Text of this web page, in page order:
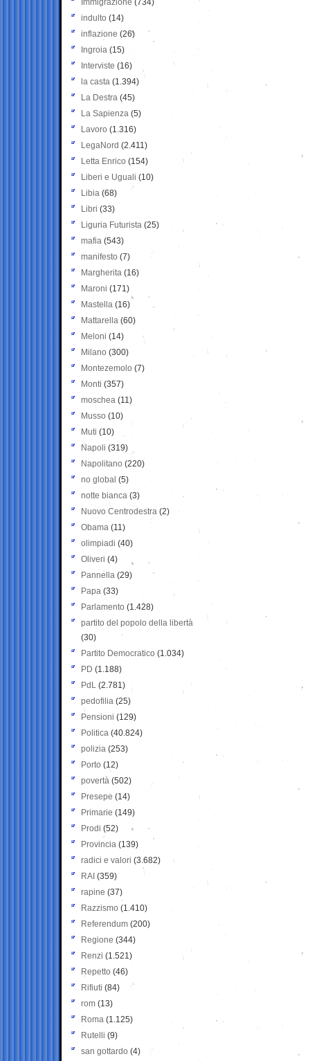
Immigrazione (734)
indulto (14)
inflazione (26)
Ingroia (15)
Interviste (16)
la casta (1.394)
La Destra (45)
La Sapienza (5)
Lavoro (1.316)
LegaNord (2.411)
Letta Enrico (154)
Liberi e Uguali (10)
Libia (68)
Libri (33)
Liguria Futurista (25)
mafia (543)
manifesto (7)
Margherita (16)
Maroni (171)
Mastella (16)
Mattarella (60)
Meloni (14)
Milano (300)
Montezemolo (7)
Monti (357)
moschea (11)
Musso (10)
Muti (10)
Napoli (319)
Napolitano (220)
no global (5)
notte bianca (3)
Nuovo Centrodestra (2)
Obama (11)
olimpiadi (40)
Oliveri (4)
Pannella (29)
Papa (33)
Parlamento (1.428)
partito del popolo della libertà
(30)
Partito Democratico (1.034)
PD (1.188)
PdL (2.781)
pedofilia (25)
Pensioni (129)
Politica (40.824)
polizia (253)
Porto (12)
povertà (502)
Presepe (14)
Primarie (149)
Prodi (52)
Provincia (139)
radici e valori (3.682)
RAI (359)
rapine (37)
Razzismo (1.410)
Referendum (200)
Regione (344)
Renzi (1.521)
Repetto (46)
Rifiuti (84)
rom (13)
Roma (1.125)
Rutelli (9)
san gottardo (4)